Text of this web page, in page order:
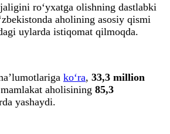
ro‘yxatga olishning dastlabki
aholining asosiy qismi
uylarda istiqomat qilmoqda.
ko‘ra, 33,3 million
aholisining 85,3
yashaydi.